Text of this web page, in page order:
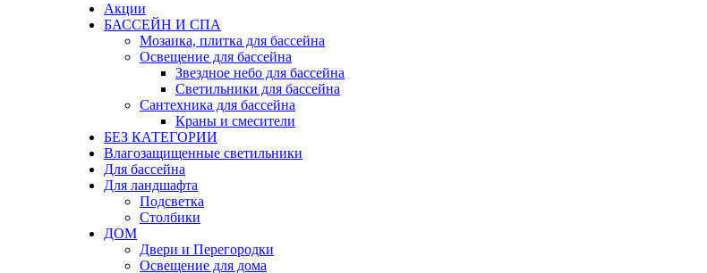
Акции
БАССЕЙН И СПА
Мозаика, плитка для бассейна
Освещение для бассейна
Звездное небо для бассейна
Светильники для бассейна
Сантехника для бассейна
Краны и смесители
БЕЗ КАТЕГОРИИ
Влагозащищенные светильники
Для бассейна
Для ландшафта
Подсветка
Столбики
ДОМ
Двери и Перегородки
Освещение для дома